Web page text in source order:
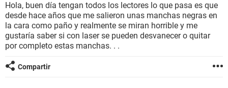
SEXUALIDAD
GLOSARIO
Hola, buen día tengan todos los lectores lo que pasa es que
desde hace años que me salieron unas manchas negras en
la cara como paño y realmente se miran horrible y me
gustaría saber si con laser se pueden desvanecer o quitar
por completo estas manchas. . .
Compartir